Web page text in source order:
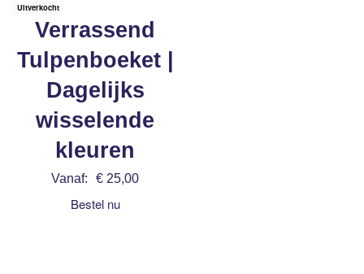
Uitverkocht
Verrassend
Tulpenboeket |
Dagelijks
wisselende
kleuren
Vanaf: € 25,00
Bestel nu